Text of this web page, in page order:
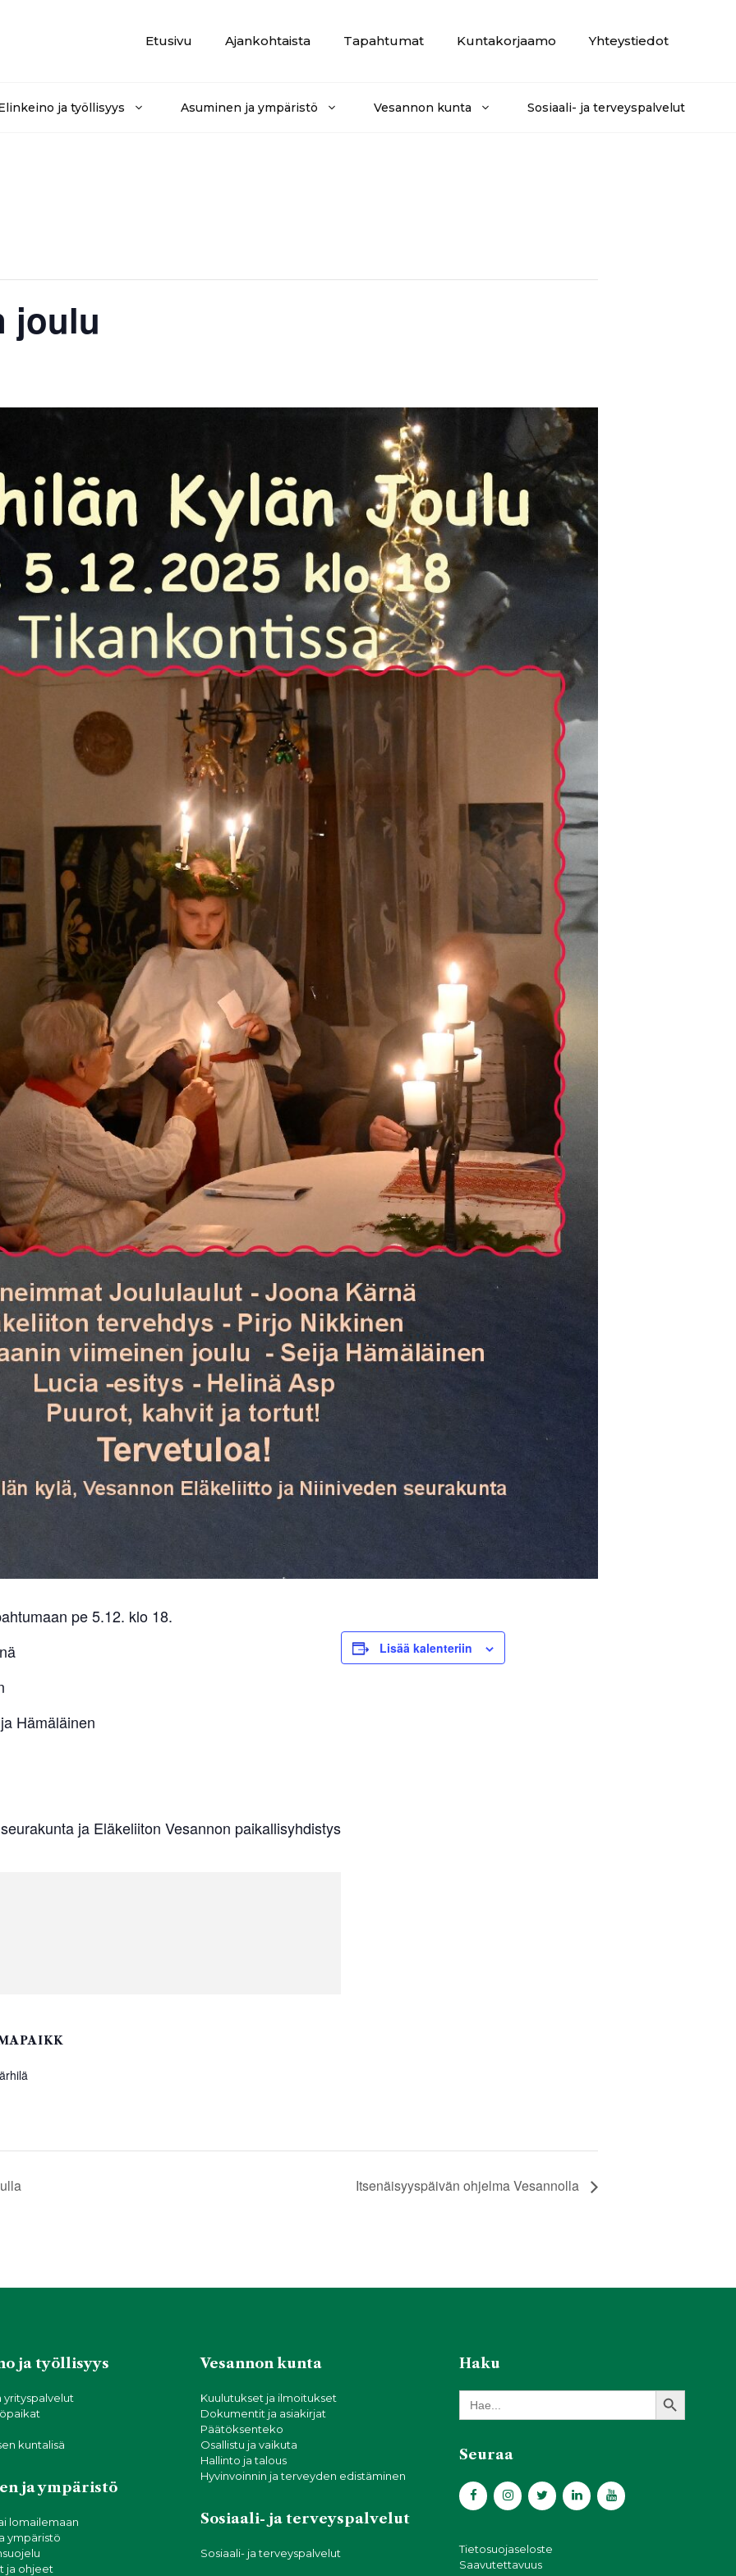
Etusivu
Ajankohtaista Tapahtumat Kuntakorjaamo Yhteystiedot
ja työllisyys Asuminen ja ympäristö Vesannon kunta Sosiaali- ja terveyspalvelut
joulu
pe 5.12. klo 18.
Hämäläinen
ja Eläkeliiton Vesannon paikallisyhdistys
Lisää kalenteriin
Itsenäisyyspäivän ohjelma Vesannolla
ja työllisyys
yrityspalvelut
kuntalisä
ja ympäristö
lomailemaan
ympäristö
ja ohjeet
Vesannon kunta
Kuulutukset ja ilmoitukset
Dokumentit ja asiakirjat
Päätöksenteko
Osallistu ja vaikuta
Hallinto ja talous
Hyvinvoinnin ja terveyden edistäminen
Sosiaali- ja terveyspalvelut
Sosiaali- ja terveyspalvelut
Haku
Search
for:
Search Button
Seuraa
Tietosuojaseloste
Saavutettavuus